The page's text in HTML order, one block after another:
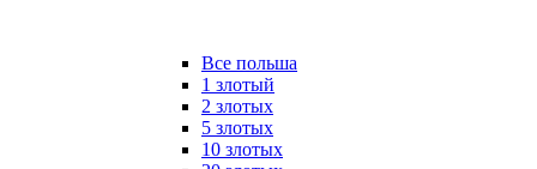
Все польша
1 злотый
2 злотых
5 злотых
10 злотых